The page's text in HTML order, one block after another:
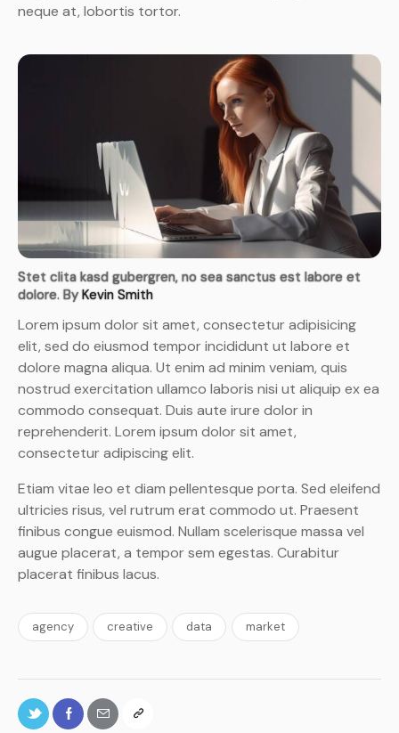
neque at, lobortis tortor.
Stet clita kasd gubergren, no sea sanctus est labore et
dolore. ByKevin Smith
Lorem ipsum dolor sit amet, consectetur adipisicing
elit, sed do eiusmod tempor incididunt ut labore et
dolore magna aliqua. Ut enim ad minim veniam, quis
nostrud exercitation ullamco laboris nisi ut aliquip ex ea
commodo consequat. Duis aute irure dolor in
reprehenderit. Lorem ipsum dolor sit amet,
consectetur adipiscing elit.
Etiam vitae leo et diam pellentesque porta. Sed eleifend
ultricies risus, vel rutrum erat commodo ut. Praesent
finibus congue euismod. Nullam scelerisque massa vel
augue placerat, a tempor sem egestas. Curabitur
placerat finibus lacus.
agency creative data market